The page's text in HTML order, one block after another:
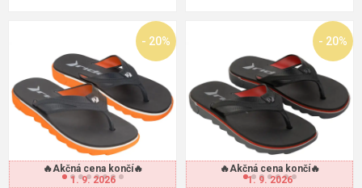
🔥Akčná cena končí🔥
1. 9. 2026
- 20%
🔥Akčná cena končí🔥
1. 9. 2026
- 20%